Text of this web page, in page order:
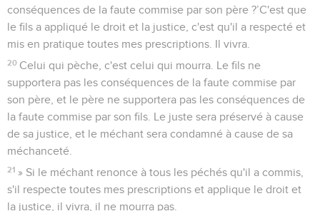
conséquences de la faute commise par son père ?’C'est que
le fils a appliqué le droit et la justice, c'est qu'il a respecté et
mis en pratique toutes mes prescriptions. Il vivra.
20 Celui qui pèche, c'est celui qui mourra. Le fils ne
supportera pas les conséquences de la faute commise par
son père, et le père ne supportera pas les conséquences de
la faute commise par son fils. Le juste sera préservé à cause
de sa justice, et le méchant sera condamné à cause de sa
méchanceté.
21 » Si le méchant renonce à tous les péchés qu'il a commis,
s'il respecte toutes mes prescriptions et applique le droit et
la justice, il vivra, il ne mourra pas.